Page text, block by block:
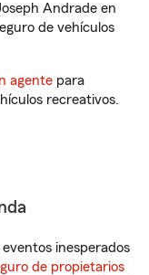
Andrade en
de vehículos
agente para
recreativos.
inesperados
de propietarios